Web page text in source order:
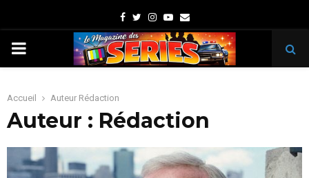
Facebook
TwitterInstagram
Youtube
Email
PRIMARY
Accueil Auteur Rédaction
Auteur : Rédaction